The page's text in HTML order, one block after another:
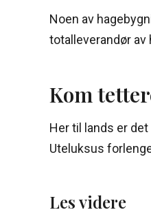
Noen av
totalleverandør av
Kom
Her til lands er
Uteluksus
Les videre